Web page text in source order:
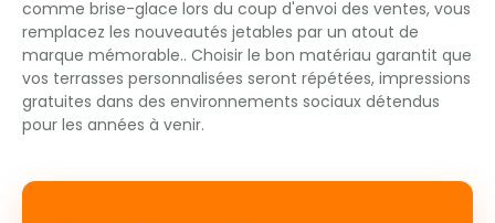
comme brise-glace lors du coup d'envoi des ventes, vous
remplacez les nouveautés jetables par un atout de
marque mémorable.. Choisir le bon matériau garantit que
vos terrasses personnalisées seront répétées, impressions
gratuites dans des environnements sociaux détendus
pour les années à venir.